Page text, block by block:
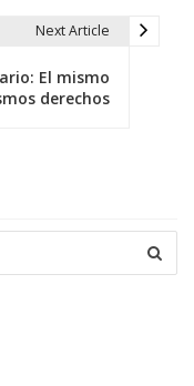
Next Article
El mismo
derechos